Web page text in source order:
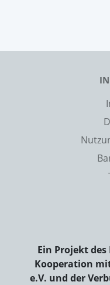
Ein Projekt
Kooperation
e.V. und der